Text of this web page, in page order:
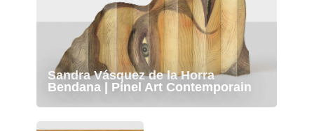
Sandra Vásquez de la Horra
Bendana | Pinel Art Contemporain